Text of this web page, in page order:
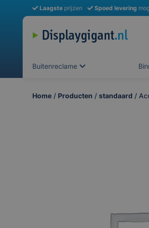
Laagste prijzen Spoed levering
Buitenreclame
Home / Producten /standaard /